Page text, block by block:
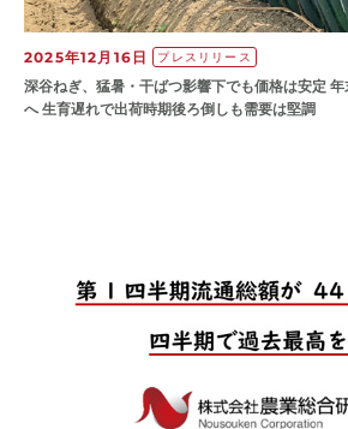
2025年12月16日 プレスリリース
深谷ねぎ、猛暑・干ばつ影響下でも価格は安定
へ 生育遅れで出荷時期後ろ倒しも需要は堅調